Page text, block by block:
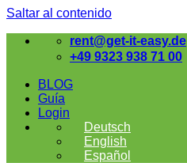
Saltar al contenido
rent@get-it-easy.de
+49 9323 938 71 00
BLOG
Guía
Login
Deutsch
English
Español